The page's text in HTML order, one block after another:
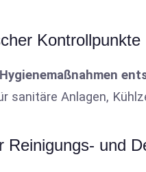
Kontrollpunkte
sanitäre Anlagen,
Reinigungs- und